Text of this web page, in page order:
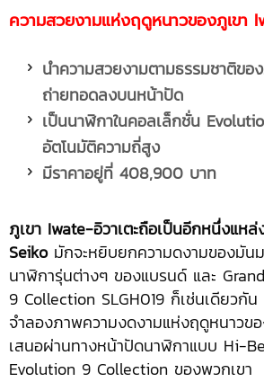
ความสวยงามแห่งฤดูหนาวของภูเขา
นำความสวยงามตามธรรมชาติขอ
ถ่ายทอดลงบนหน้าปัด
เป็นนาฬิกาในคอลเล็กชั่น
อัตโนมัติความถี่สูง
มีราคาอยู่ที่ 408,900 บาท
ภูเขา Iwate-อิวาเตะถือเป็นอีกหนึ่งแห
Seikoมักจะหยิบยกความดงามของมัน
นาฬิการุ่นต่างๆ ของแบรนด์ และ
9 Collection SLGH019 ก็เช่นเดียวกั
จำลองภาพความงดงามแห่งฤดูหนาวข
เสนอผ่านทางหน้าปัดนาฬิกาแบบ Hi-
Evolution 9 Collection ของพวกเขา